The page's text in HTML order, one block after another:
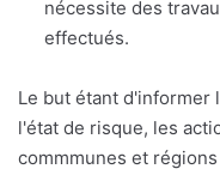
nécessite des
effectués.
Le but étant d'informer
l'état de risque, les
commmunes et